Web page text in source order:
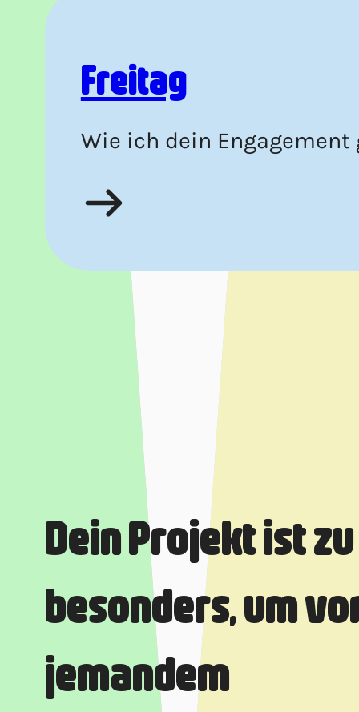
Freitag
Wie ich dein
Dein Projekt ist zu
besonders, um
jemandem